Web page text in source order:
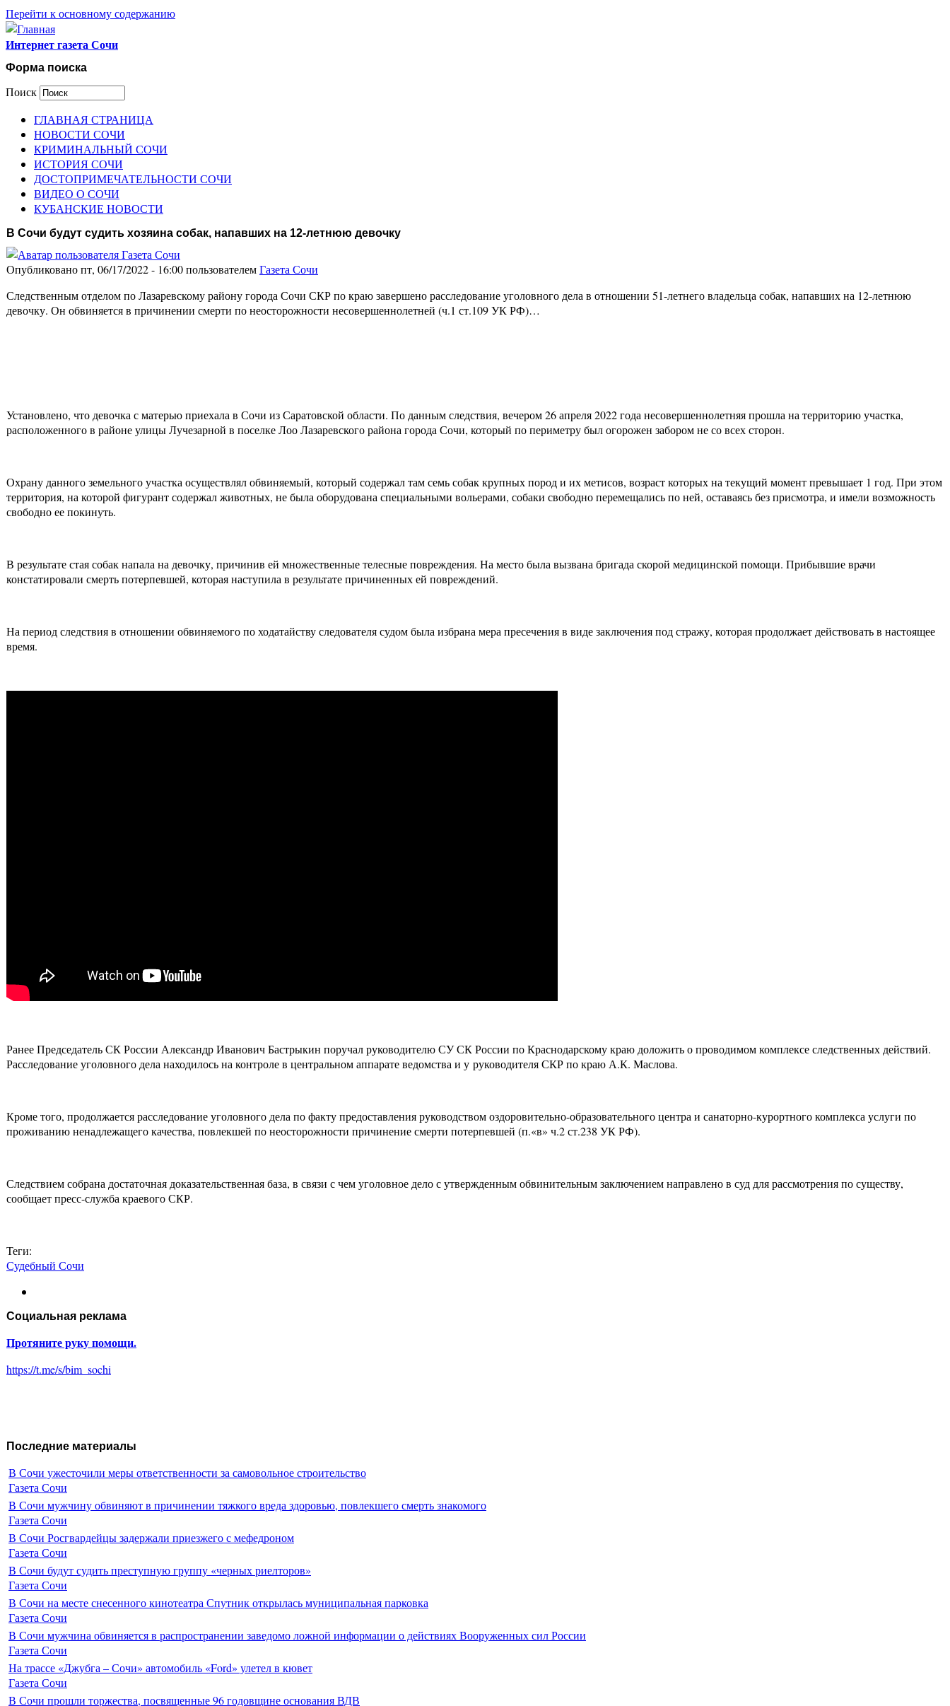
Перейти к основному содержанию
Интернет газета Сочи
Форма поиска
Поиск
ГЛАВНАЯ СТРАНИЦА
НОВОСТИ СОЧИ
КРИМИНАЛЬНЫЙ СОЧИ
ИСТОРИЯ СОЧИ
ДОСТОПРИМЕЧАТЕЛЬНОСТИ СОЧИ
ВИДЕО О СОЧИ
КУБАНСКИЕ НОВОСТИ
В Сочи будут судить хозяина собак, напавших на 12-летнюю девочку
Опубликовано пт, 06/17/2022 - 16:00 пользователемГазета Сочи
Следственным отделом по Лазаревскому району города Сочи СКР по краю завершено расследование уголовного дела в отношении 51-летнего владельца собак, напавших на 12-летнюю
девочку. Он обвиняется в причинении смерти по неосторожности несовершеннолетней (ч.1 ст.109 УК РФ)…
Установлено, что девочка с матерью приехала в Сочи из Саратовской области. По данным следствия, вечером 26 апреля 2022 года несовершеннолетняя прошла на территорию участка,
расположенного в районе улицы Лучезарной в поселке Лоо Лазаревского района города Сочи, который по периметру был огорожен забором не со всех сторон.
Охрану данного земельного участка осуществлял обвиняемый, который содержал там семь собак крупных пород и их метисов, возраст которых на текущий момент превышает 1 год. При этом
территория, на которой фигурант содержал животных, не была оборудована специальными вольерами, собаки свободно перемещались по ней, оставаясь без присмотра, и имели возможность
свободно ее покинуть.
В результате стая собак напала на девочку, причинив ей множественные телесные повреждения. На место была вызвана бригада скорой медицинской помощи. Прибывшие врачи
констатировали смерть потерпевшей, которая наступила в результате причиненных ей повреждений.
На период следствия в отношении обвиняемого по ходатайству следователя судом была избрана мера пресечения в виде заключения под стражу, которая продолжает действовать в настоящее
время.
Ранее Председатель СК России Александр Иванович Бастрыкин поручал руководителю СУ СК России по Краснодарскому краю доложить о проводимом комплексе следственных действий.
Расследование уголовного дела находилось на контроле в центральном аппарате ведомства и у руководителя СКР по краю А.К. Маслова.
Кроме того, продолжается расследование уголовного дела по факту предоставления руководством оздоровительно-образовательного центра и санаторно-курортного комплекса услуги по
проживанию ненадлежащего качества, повлекшей по неосторожности причинение смерти потерпевшей (п.«в» ч.2 ст.238 УК РФ).
Следствием собрана достаточная доказательственная база, в связи с чем уголовное дело с утвержденным обвинительным заключением направлено в суд для рассмотрения по существу,
сообщает пресс-служба краевого СКР.
Теги:
Судебный Сочи
Социальная реклама
Протяните руку помощи.
https://t.me/s/bim_sochi
Последние материалы
В Сочи ужесточили меры ответственности за самовольное строительство
Газета Сочи
В Сочи мужчину обвиняют в причинении тяжкого вреда здоровью, повлекшего смерть знакомого
Газета Сочи
В Сочи Росгвардейцы задержали приезжего с мефедроном
Газета Сочи
В Сочи будут судить преступную группу «черных риелторов»
Газета Сочи
В Сочи на месте снесенного кинотеатра Спутник открылась муниципальная парковка
Газета Сочи
В Сочи мужчина обвиняется в распространении заведомо ложной информации о действиях Вооруженных сил России
Газета Сочи
На трассе «Джубга – Сочи» автомобиль «Ford» улетел в кювет
Газета Сочи
В Сочи прошли торжества, посвященные 96 годовщине основания ВДВ